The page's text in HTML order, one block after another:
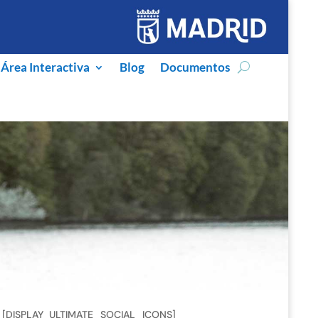
Área Interactiva Blog Documentos
[DISPLAY_ULTIMATE_SOCIAL_ICONS]